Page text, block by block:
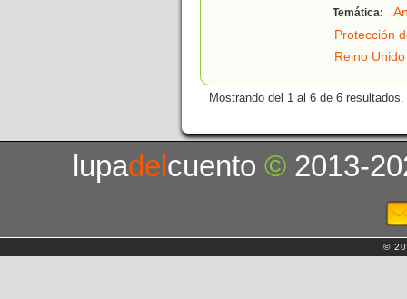
Temática:
Protección
Reino Unido
Mostrando del 1 al 6 de 6 resultados.
lupadelcuento© 2013-
©